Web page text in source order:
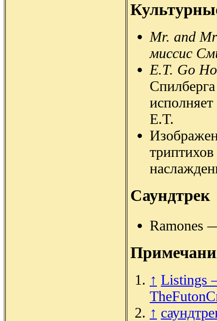
Mr. and
миссис
E.T. Go
E.T.
Саундтрек
Ramones
↑ Listings
↑